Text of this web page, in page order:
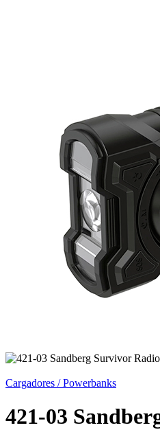
Cargadores / Powerbanks
421-03